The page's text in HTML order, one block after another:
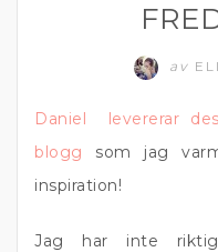
av
Daniel levererar
blogg som jag
inspiration!
Jag har inte